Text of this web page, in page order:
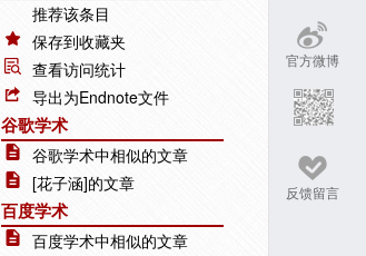
官方微博
反馈留言
推荐该条目
保存到收藏夹
查看访问统计
导出为Endnote文件
谷歌学术
谷歌学术中相似的文章
[花子涵]的文章
百度学术
百度学术中相似的文章